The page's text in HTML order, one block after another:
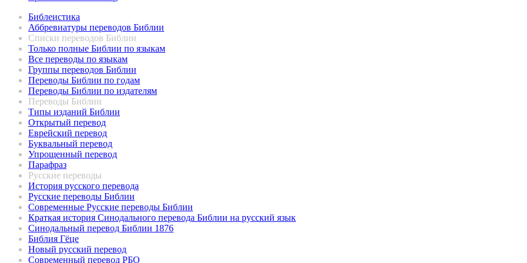
Библеистика
Аббревиатуры переводов Библии
Списки переводов Библии
Только полные Библии по языкам
Все переводы по языкам
Группы переводов Библии
Переводы Библии по годам
Переводы Библии по издателям
Переводы Библии
Типы изданий Библии
Открытый перевод
Еврейский перевод
Буквальный перевод
Упрощенный перевод
Парафраз
Русские переводы
История русского перевода
Русские переводы Библии
Современные Русские переводы Библии
Краткая история Синодального перевода Библии на русский язык
Синодальный перевод Библии 1876
Библия Гёце
Новый русский перевод
Современный перевод РБО